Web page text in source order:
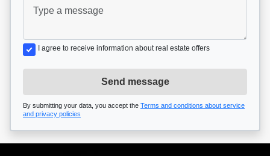
I agree to receive information about real estate offers
Send message
By submitting your data, you accept the Terms and conditions about service
and privacy policies